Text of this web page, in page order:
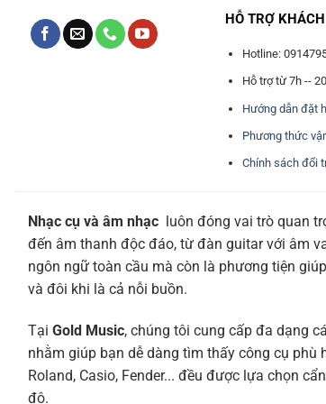
HỖ TRỢ
Hotline:
Hỗ trợ từ 7h --
Hướng dẫn đặt
Phương thức
Chính sách đổi
Nhạc cụ và âm nhạcluôn đóng vai trò quan
đến âm thanh độc đáo, từ đàn guitar với âm
ngôn ngữ toàn cầu mà còn là phương tiện
và đôi khi là cả nỗi buồn.
Tại Gold Music, chúng tôi cung cấp đa dạng
nhằm giúp bạn dễ dàng tìm thấy công cụ phù
Roland, Casio, Fender... đều được lựa chọn
độ.